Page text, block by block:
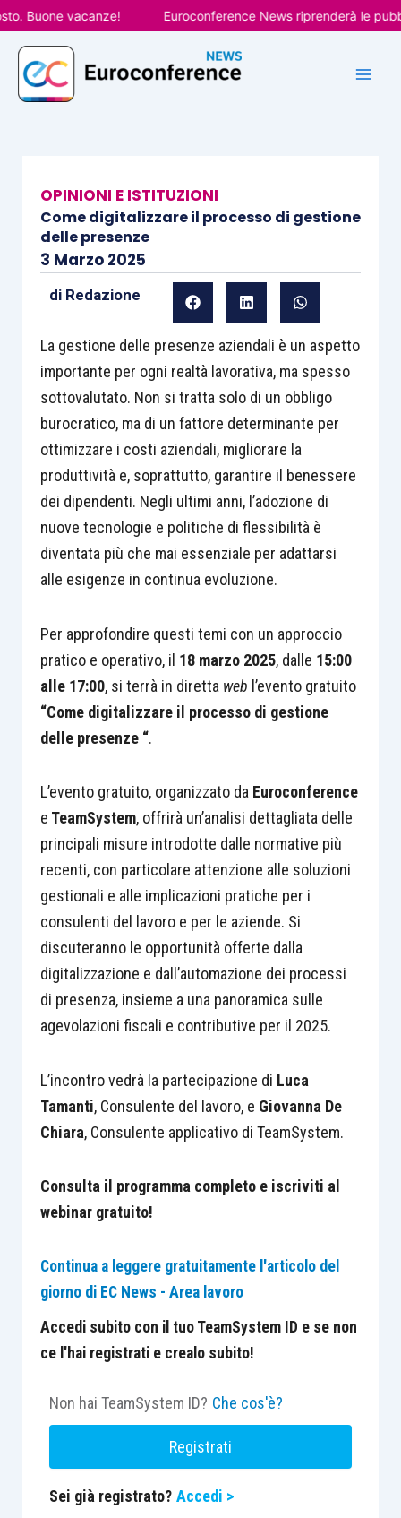
Vai
al
contenuto
vacanze! Euroconference News riprenderà le
OPINIONI E ISTITUZIONI
Come digitalizzare il processo di gestione
delle presenze
3 Marzo 2025
di Redazione
La gestione delle presenze aziendali è un aspetto
importante per ogni realtà lavorativa, ma spesso
sottovalutato. Non si tratta solo di un obbligo
burocratico, ma di un fattore determinante per
ottimizzare i costi aziendali, migliorare la
produttività e, soprattutto, garantire il benessere
dei dipendenti. Negli ultimi anni, l’adozione di
nuove tecnologie e politiche di flessibilità è
diventata più che mai essenziale per adattarsi
alle esigenze in continua evoluzione.
Per approfondire questi temi con un approccio
pratico e operativo, il 18 marzo 2025, dalle 15:00
alle 17:00, si terrà in diretta web l’evento gratuito
“Come digitalizzare il processo di gestione
delle presenze “.
L’evento gratuito, organizzato da Euroconference
e TeamSystem, offrirà un’analisi dettagliata delle
principali misure introdotte dalle normative più
recenti, con particolare attenzione alle soluzioni
gestionali e alle implicazioni pratiche per i
consulenti del lavoro e per le aziende. Si
discuteranno le opportunità offerte dalla
digitalizzazione e dall’automazione dei processi
di presenza, insieme a una panoramica sulle
agevolazioni fiscali e contributive per il 2025.
L’incontro vedrà la partecipazione di Luca
Tamanti, Consulente del lavoro, e Giovanna De
Chiara, Consulente applicativo di TeamSystem.
Consulta il programma completo e iscriviti al
webinar gratuito!
Continua a leggere gratuitamente l'articolo del
giorno di EC News - Area lavoro
Accedi subito con il tuo TeamSystem ID e se non
ce l'hai registrati e crealo subito!
Non hai TeamSystem ID? Che cos'è?
Registrati
Sei già registrato? Accedi >